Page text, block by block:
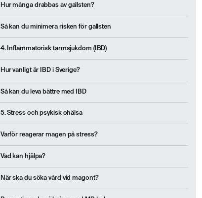
Hur många drabbas av gallsten?
Så kan du minimera risken för gallsten
4. Inflammatorisk tarmsjukdom (IBD)
Hur vanligt är IBD i Sverige?
Så kan du leva bättre med IBD
5. Stress och psykisk ohälsa
Varför reagerar magen på stress?
Vad kan hjälpa?
När ska du söka vård vid magont?